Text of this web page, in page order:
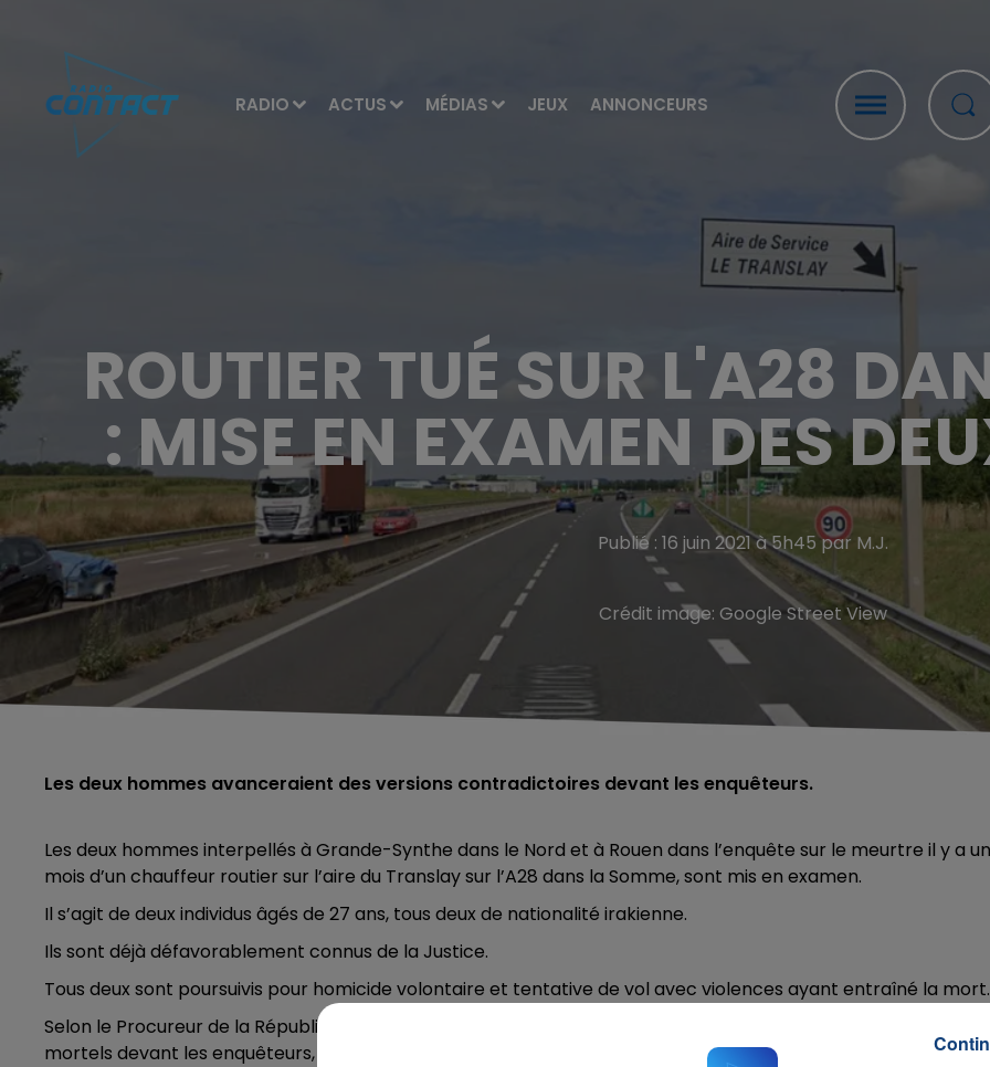
RADIO ACTUS MÉDIAS JEUX ANNONCEURS
ROUTIER TUÉ SUR L'A28
: MISE EN EXAMEN DES
Publié : 16 juin 2021 à 5h45 par M.J.
Crédit image: Google Street View
Les deux hommes avanceraient des versions contradictoires devant les enquêteurs.
Les deux hommes interpellés à Grande-Synthe dans le Nord et à Rouen dans l’enquête sur le meurtre il y a un
mois d’un chauffeur routier sur l’aire du Translay sur l’A28 dans la Somme, sont mis en examen.
Il s’agit de deux individus âgés de 27 ans, tous deux de nationalité irakienne.
Ils sont déjà défavorablement connus de la Justice.
Tous deux sont poursuivis pour homicide volontaire et tentative de vol avec violences ayant entraîné la mort.
Selon le Procureur de la République, les deux hommes auraient nié leur implication dans les coups de couteau
mortels devant les enquêteurs, mais avec des versions qui divergent.